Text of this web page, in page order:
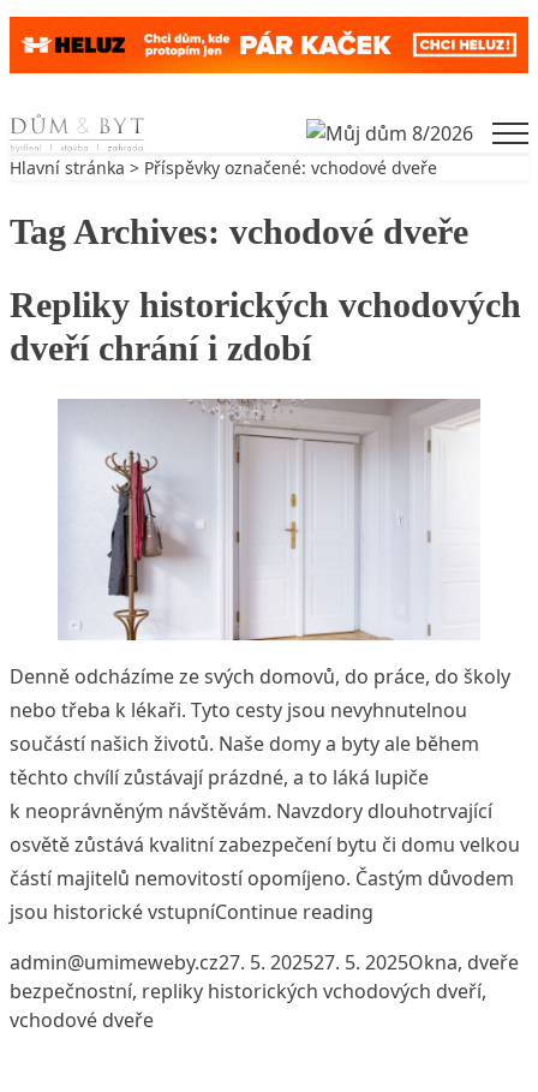
Skip to content
Hlavní stránka > Příspěvky označené: vchodové dveře
Tag Archives: vchodové dveře
Repliky historických vchodových
dveří chrání i zdobí
Denně odcházíme ze svých domovů, do práce, do školy
nebo třeba k lékaři. Tyto cesty jsou nevyhnutelnou
součástí našich životů. Naše domy a byty ale během
těchto chvílí zůstávají prázdné, a to láká lupiče
k neoprávněným návštěvám. Navzdory dlouhotrvající
osvětě zůstává kvalitní zabezpečení bytu či domu velkou
částí majitelů nemovitostí opomíjeno. Častým důvodem
jsou historické vstupníContinue reading
Posted by
admin@umimeweby.cz27. 5. 202527. 5. 2025Posted in
Okna, dveře
bezpečnostní, repliky historických vchodových dveří,
vchodové dveře